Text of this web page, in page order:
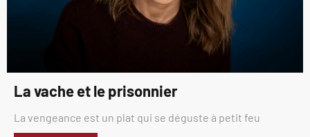
La vache et le prisonnier
La vengeance est un plat qui se déguste à petit feu